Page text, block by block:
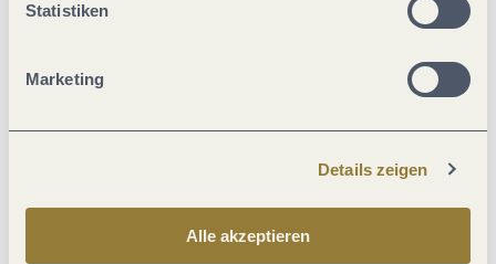
Statistiken
Marketing
Details zeigen
Alle akzeptieren Weingut Sandra Berweiler